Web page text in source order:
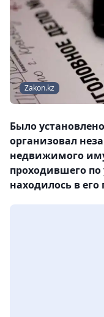
Zakon.kz
Было
организовал
недвижимого
проходившего по
находилось в его